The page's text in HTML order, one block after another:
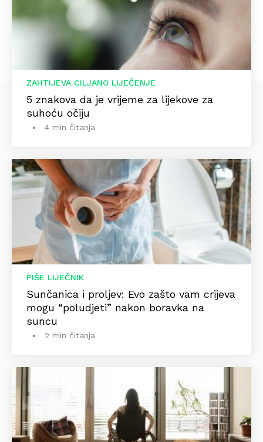
ZAHTIJEVA CILJANO LIJEČENJE
5 znakova da je vrijeme za lijekove za
suhoću očiju
4 min čitanja
PIŠE LIJEČNIK
Sunčanica i proljev: Evo zašto vam crijeva
mogu “poludjeti” nakon boravka na
suncu
2 min čitanja